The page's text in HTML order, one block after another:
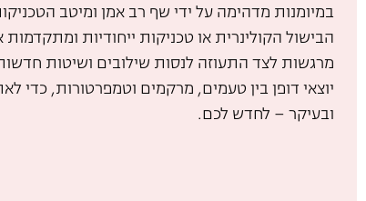
במיומנות מדהימה על ידי שף רב אמן ומיטב
הבישול הקולינרית או טכניקות ייחודיות
מרגשות לצד התעוזה לנסות שילובים ושיטות
יוצאי דופן בין טעמים, מרקמים וטמפרטורות,
ובעיקר – לחדש לכם.